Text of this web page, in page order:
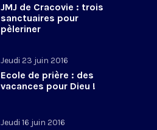
JMJ de Cracovie : trois
sanctuaires pour
pèleriner
Jeudi 23 juin 2016
Ecole de prière : des
vacances pour Dieu !
Jeudi 16 juin 2016